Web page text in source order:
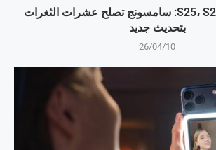
جالكسي S25، S24، S23: سامسونج تصلح عشرات الثغرات
بتحديث جديد
26/04/10